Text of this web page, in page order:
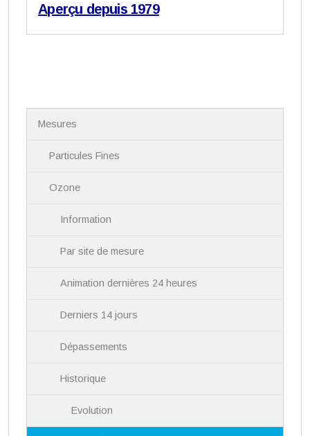
Aperçu depuis 1979
Mesures
Particules Fines
Ozone
Information
Par site de mesure
Animation dernières 24 heures
Derniers 14 jours
Dépassements
Historique
Evolution